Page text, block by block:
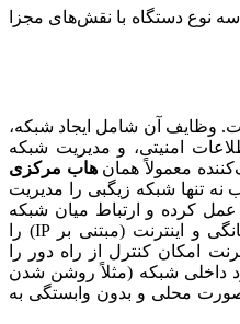
نوع دستگاه با نقش‌های مجزا
وظایف آن شامل ایجاد شبکه،
امنیتی، و مدیریت شبکه
معمولاً همانهاب مرکزی
تنها شبکه زیگبی را مدیریت
کرده و ارتباط میان شبکه
زیگبی (کم‌توان) و شبکه Wi-Fi خانگی و اینترنت (مبتنی بر IP) را
امکان کنترل از راه دور را
داخلی شبکه (مثلاً روشن شدن
محلی و بدون وابستگی به